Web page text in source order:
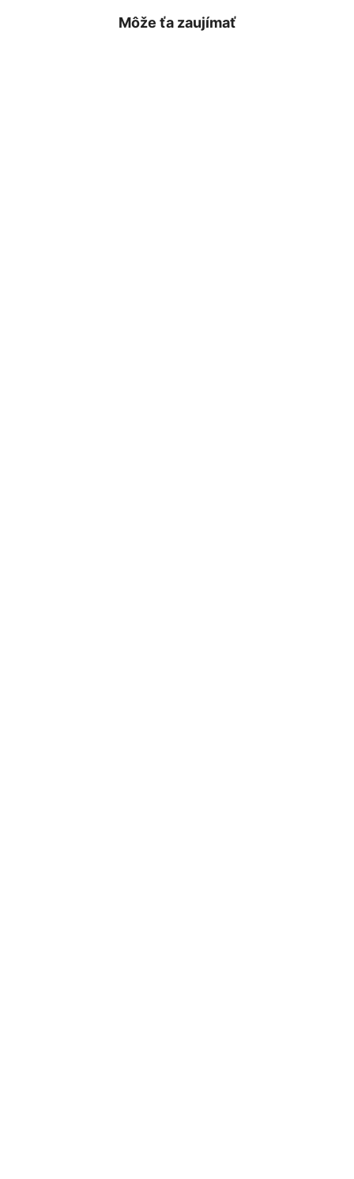
Môže ťa zaujímať